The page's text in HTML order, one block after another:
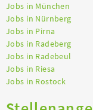
Jobs in München
Jobs in Nürnberg
Jobs in Pirna
Jobs in Radeberg
Jobs in Radebeul
Jobs in Riesa
Jobs in Rostock